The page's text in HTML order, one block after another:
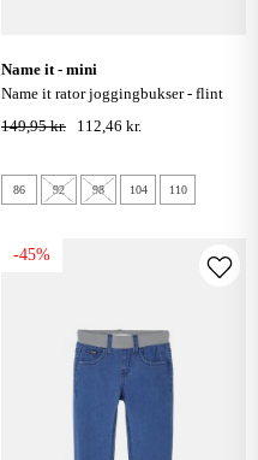
name it - mini
name it rator joggingbukser - flint
stone
149,95 kr. 112,46 kr.
86 92 98 104 110
-45%